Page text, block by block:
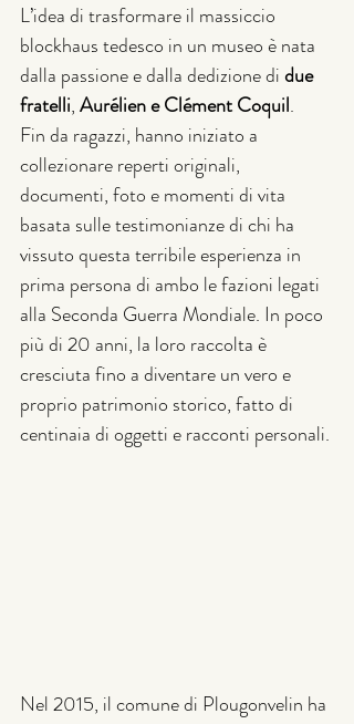
L’idea di trasformare il massiccio
blockhaus tedesco in un museo è nata
dalla passione e dalla dedizione di due
fratelli, Aurélien e Clément Coquil.
Fin da ragazzi, hanno iniziato a
collezionare reperti originali,
documenti, foto e momenti di vita
basata sulle testimonianze di chi ha
vissuto questa terribile esperienza in
prima persona di ambo le fazioni legati
alla Seconda Guerra Mondiale. In poco
più di 20 anni, la loro raccolta è
cresciuta fino a diventare un vero e
proprio patrimonio storico, fatto di
centinaia di oggetti e racconti personali.
Nel 2015, il comune di Plougonvelin ha